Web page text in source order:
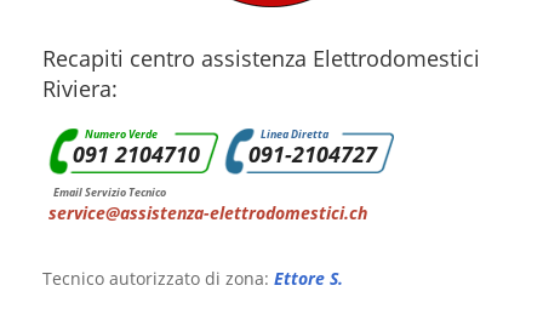
Recapiti centro assistenza Elettrodomestici
Riviera:
Numero Verde
091 2104710
Linea Diretta
091-2104727
Email Servizio Tecnico
service@assistenza-elettrodomestici.ch
Tecnico autorizzato di zona: Ettore S.